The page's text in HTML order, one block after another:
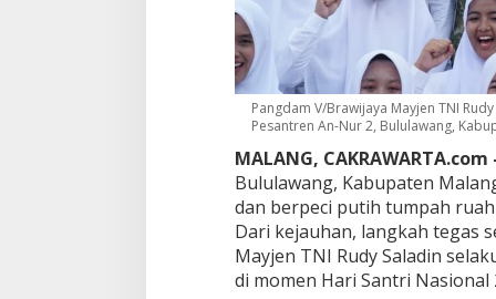
e
s
a
t
u
!
A
n
-
N
u
r
2
B
Pangdam V/Brawijaya Mayjen TNI
Pesantren An-Nur 2, Bululawang,
MALANG, CAKRAWARTA.com
Bululawang, Kabupaten
dan berpeci putih tumpah
Dari kejauhan, langkah tegas
Mayjen TNI Rudy Saladin
di momen Hari Santri Nasional